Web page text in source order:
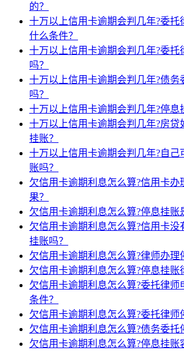
的？
十万以上信用卡逾期会判几年?委托
什么条件？
十万以上信用卡逾期会判几年?委托
吗？
十万以上信用卡逾期会判几年?债务
吗？
十万以上信用卡逾期会判几年?停息
十万以上信用卡逾期会判几年?房贷
挂账？
十万以上信用卡逾期会判几年?自己
账吗？
欠信用卡逾期利息怎么算?信用卡
果？
欠信用卡逾期利息怎么算?停息挂账
欠信用卡逾期利息怎么算?信用卡没
挂账吗？
欠信用卡逾期利息怎么算?律师办理
欠信用卡逾期利息怎么算?停息挂账
欠信用卡逾期利息怎么算?委托律师
条件？
欠信用卡逾期利息怎么算?委托律师
欠信用卡逾期利息怎么算?债务委托
欠信用卡逾期利息怎么算?停息挂账